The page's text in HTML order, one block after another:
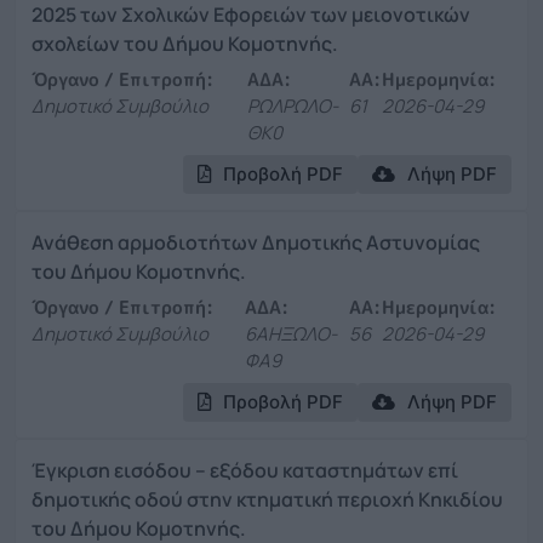
2025 των Σχολικών Εφορειών των μειονοτικών
σχολείων του Δήμου Κομοτηνής.
Όργανο / Επιτροπή:
Δημοτικό Συμβούλιο
ΑΔΑ:
ΡΩΛΡΩΛΟ-
ΘΚ0
ΑΑ:
61
Ημερομηνία:
2026-04-29
Προβολή PDF Λήψη PDF
Ανάθεση αρμοδιοτήτων Δημοτικής Αστυνομίας
του Δήμου Κομοτηνής.
Όργανο / Επιτροπή:
Δημοτικό Συμβούλιο
ΑΔΑ:
6ΑΗΞΩΛΟ-
ΦΑ9
ΑΑ:
56
Ημερομηνία:
2026-04-29
Προβολή PDF Λήψη PDF
Έγκριση εισόδου – εξόδου καταστημάτων επί
δημοτικής οδού στην κτηματική περιοχή Κηκιδίου
του Δήμου Κομοτηνής.